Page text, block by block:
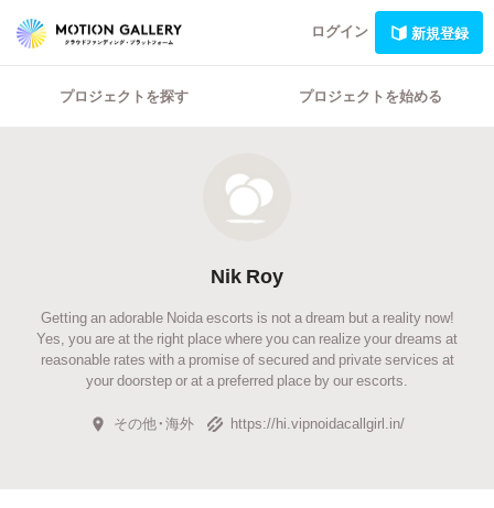
ログイン 新規登録
プロジェクトを探す プロジェクトを始める
Nik Roy
Getting an adorable Noida escorts is not a dream but a reality now!
Yes, you are at the right place where you can realize your dreams at
reasonable rates with a promise of secured and private services at
your doorstep or at a preferred place by our escorts.
その他・海外 https://hi.vipnoidacallgirl.in/